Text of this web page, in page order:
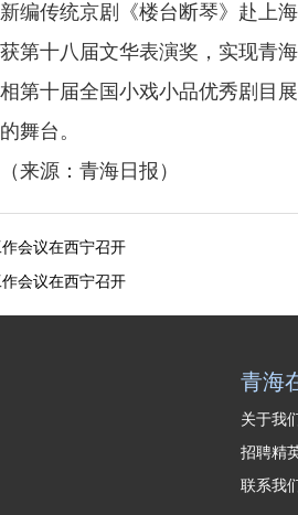
传统京剧《楼台断琴》赴上海
第十八届文华表演奖，实现青
第十届全国小戏小品优秀剧目
舞台。
源：青海日报）
会议在西宁召开
会议在西宁召开
青海
关于我
招聘精
联系我